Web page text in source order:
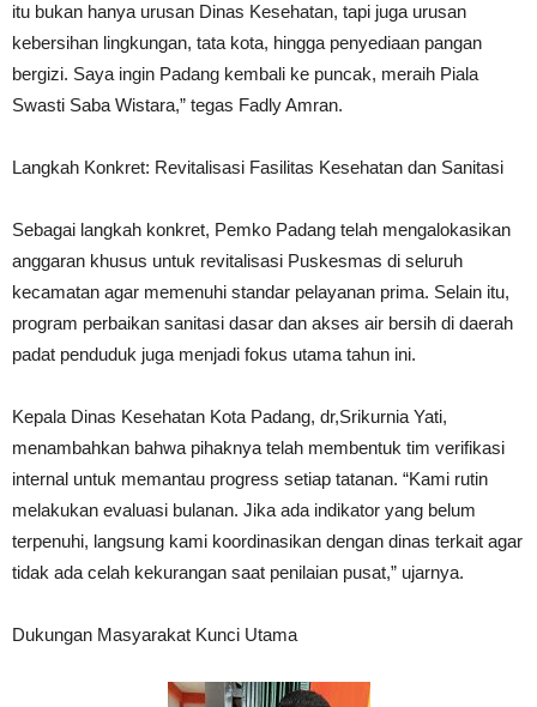
itu bukan hanya urusan Dinas Kesehatan, tapi juga urusan
kebersihan lingkungan, tata kota, hingga penyediaan pangan
bergizi. Saya ingin Padang kembali ke puncak, meraih Piala
Swasti Saba Wistara,” tegas Fadly Amran.
Langkah Konkret: Revitalisasi Fasilitas Kesehatan dan Sanitasi
Sebagai langkah konkret, Pemko Padang telah mengalokasikan
anggaran khusus untuk revitalisasi Puskesmas di seluruh
kecamatan agar memenuhi standar pelayanan prima. Selain itu,
program perbaikan sanitasi dasar dan akses air bersih di daerah
padat penduduk juga menjadi fokus utama tahun ini.
Kepala Dinas Kesehatan Kota Padang, dr,Srikurnia Yati,
menambahkan bahwa pihaknya telah membentuk tim verifikasi
internal untuk memantau progress setiap tatanan. “Kami rutin
melakukan evaluasi bulanan. Jika ada indikator yang belum
terpenuhi, langsung kami koordinasikan dengan dinas terkait agar
tidak ada celah kekurangan saat penilaian pusat,” ujarnya.
Dukungan Masyarakat Kunci Utama